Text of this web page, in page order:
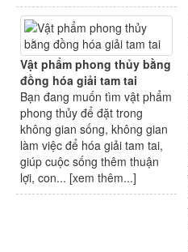
Vật phẩm phong thủy bằng
đồng hóa giải tam tai
Bạn đang muốn tìm vật phẩm
phong thủy để đặt trong
không gian sống, không gian
làm việc để hóa giải tam tai,
giúp cuộc sống thêm thuận
lợi, con... [xem thêm...]